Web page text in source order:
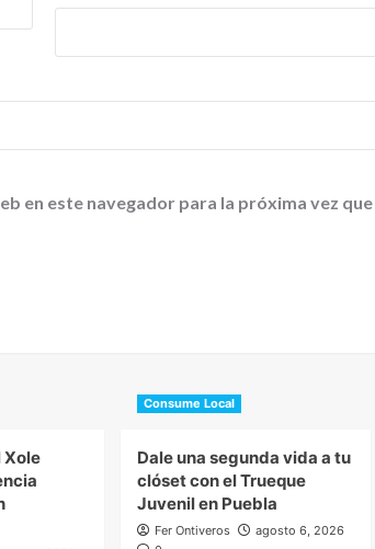
en este navegador para la próxima vez que
Xole
Consume Local
Dale una segunda vida a tu
clóset con el Trueque
Juvenil en Puebla
Fer Ontiveros
agosto 6, 2026